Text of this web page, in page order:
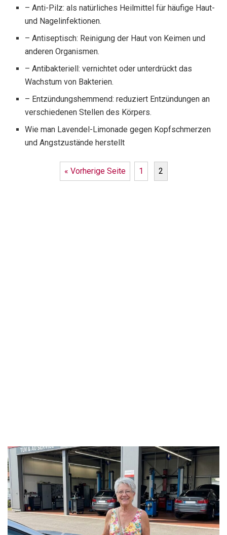
– Anti-Pilz: als natürliches Heilmittel für häufige Haut-
und Nagelinfektionen.
– Antiseptisch: Reinigung der Haut von Keimen und
anderen Organismen.
– Antibakteriell: vernichtet oder unterdrückt das
Wachstum von Bakterien.
– Entzündungshemmend: reduziert Entzündungen an
verschiedenen Stellen des Körpers.
Wie man Lavendel-Limonade gegen Kopfschmerzen
und Angstzustände herstellt
« Vorherige Seite 1 2